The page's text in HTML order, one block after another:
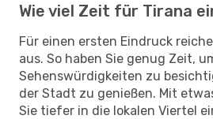
Wie viel Zeit für Tirana
Für einen ersten Eindruck
aus. So haben Sie genug Zeit,
Sehenswürdigkeiten zu
der Stadt zu genießen. Mit
Sie tiefer in die lokalen Viertel